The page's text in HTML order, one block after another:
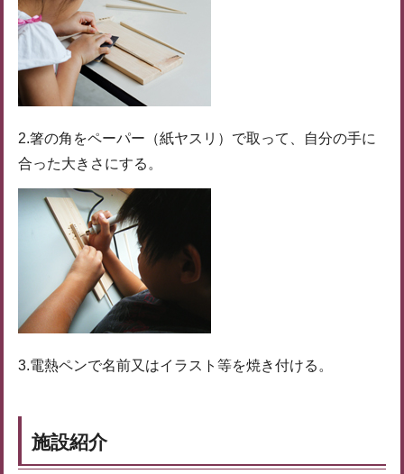
2.箸の角をペーパー（紙ヤスリ）で取って、自分の手に
合った大きさにする。
3.電熱ペンで名前又はイラスト等を焼き付ける。
施設紹介